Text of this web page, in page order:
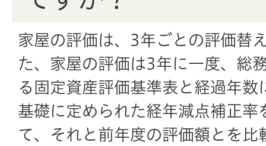
家屋の評価は、3年ごとの評価替
た、家屋の評価は3年に一度、総
る固定資産評価基準表と経過年数
基礎に定められた経年減点補正率
て、それと前年度の評価額とを比